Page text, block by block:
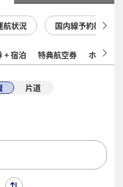
航状況 国内線予約確認
+ 宿泊 特典航空券 ホテル
片道